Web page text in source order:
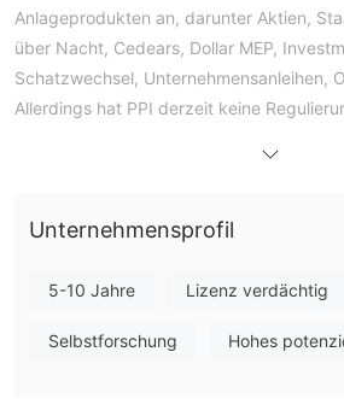
Anlageprodukten an, darunter Aktien,
über Nacht, Cedears, Dollar MEP,
Schatzwechsel, Unternehmensanleihen,
Allerdings hat PPI derzeit keine
Ist PPI legitim?
Sie das Risiko!
Staatsanleihen, Börsenübernachtungen,
Unternehmensprofil
5-10 Jahre Lizenz verdächtig
Selbstforschung Hohes